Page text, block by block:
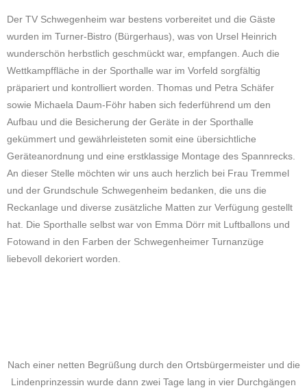
Der TV Schwegenheim war bestens vorbereitet und die Gäste
wurden im Turner-Bistro (Bürgerhaus), was von Ursel Heinrich
wunderschön herbstlich geschmückt war, empfangen. Auch die
Wettkampffläche in der Sporthalle war im Vorfeld sorgfältig
präpariert und kontrolliert worden. Thomas und Petra Schäfer
sowie Michaela Daum-Föhr haben sich federführend um den
Aufbau und die Besicherung der Geräte in der Sporthalle
gekümmert und gewährleisteten somit eine übersichtliche
Geräteanordnung und eine erstklassige Montage des Spannrecks.
An dieser Stelle möchten wir uns auch herzlich bei Frau Tremmel
und der Grundschule Schwegenheim bedanken, die uns die
Reckanlage und diverse zusätzliche Matten zur Verfügung gestellt
hat. Die Sporthalle selbst war von Emma Dörr mit Luftballons und
Fotowand in den Farben der Schwegenheimer Turnanzüge
liebevoll dekoriert worden.
Nach einer netten Begrüßung durch den Ortsbürgermeister und die
Lindenprinzessin wurde dann zwei Tage lang in vier Durchgängen